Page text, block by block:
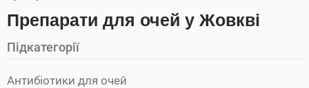
Препарати для очей у Жовкві
Підкатегорії
Антибіотики для очей